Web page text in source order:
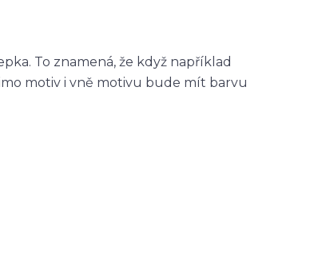
To znamená, že když například
motiv i vně motivu bude mít barvu